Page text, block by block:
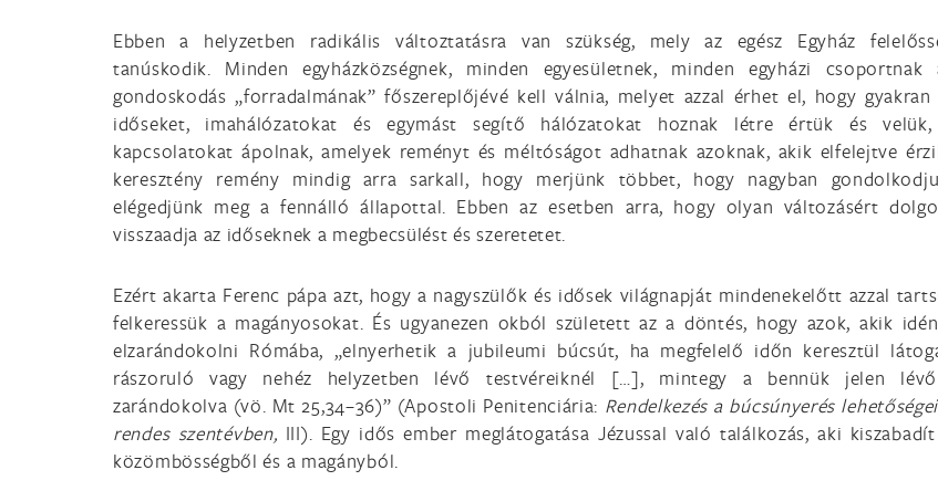
Ebben a helyzetben radikális változtatásra van szükség, mely az egész Egyház
tanúskodik. Minden egyházközségnek, minden egyesületnek, minden egyházi
gondoskodás „forradalmának” főszereplőjévé kell válnia, melyet azzal érhet el, hogy
időseket, imahálózatokat és egymást segítő hálózatokat hoznak létre értük és
kapcsolatokat ápolnak, amelyek reményt és méltóságot adhatnak azoknak, akik elfelejtve
keresztény remény mindig arra sarkall, hogy merjünk többet, hogy nagyban
elégedjünk meg a fennálló állapottal. Ebben az esetben arra, hogy olyan változásért
visszaadja az időseknek a megbecsülést és szeretetet.
Ezért akarta Ferenc pápa azt, hogy a nagyszülők és idősek világnapját mindenekelőtt azzal
felkeressük a magányosokat. És ugyanezen okból született az a döntés, hogy azok, akik
elzarándokolni Rómába, „elnyerhetik a jubileumi búcsút, ha megfelelő időn keresztül
rászoruló vagy nehéz helyzetben lévő testvéreiknél […], mintegy a bennük jelen lévő
zarándokolva (vö. Mt 25,34–36)” (Apostoli Penitenciária: Rendelkezés a búcsúnyerés
rendes szentévben, III). Egy idős ember meglátogatása Jézussal való találkozás, aki
közömbösségből és a magányból.